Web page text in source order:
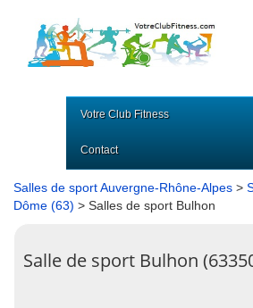
Votre Club Fitness
Contact
Salles de sport Auvergne-Rhône-Alpes >
Dôme (63) > Salles de sport Bulhon
Salle de sport Bulhon